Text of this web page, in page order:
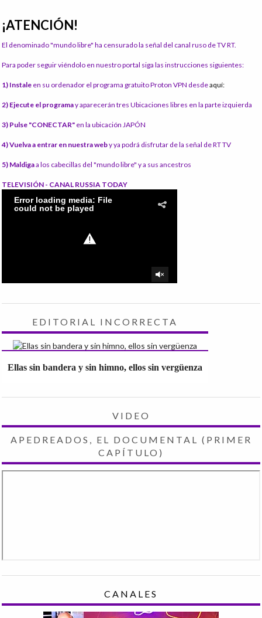
¡ATENCIÓN!
El denominado "mundo libre" ha censurado la señal del canal ruso de TV RT.
Para poder seguir viéndolo en nuestro portal siga las instrucciones siguientes:
1) Instale en su ordenador el programa gratuito Proton VPN desdeaquí:
2) Ejecute el programay aparecerán tres Ubicaciones libres en la parte izquierda
3) Pulse "CONECTAR" en la ubicación JAPÓN
4) Vuelva a entrar en nuestra weby ya podrá disfrutar de la señal de RT TV
5) Maldigaa los cabecillas del "mundo libre" y a sus ancestros
TELEVISIÓN - CANAL RUSSIA TODAY
EDITORIAL INCORRECTA
Ellas sin bandera y sin himno, ellos sin vergüenza
VIDEO
APEDREADOS, EL DOCUMENTAL (PRIMER
CAPÍTULO)
CANALES